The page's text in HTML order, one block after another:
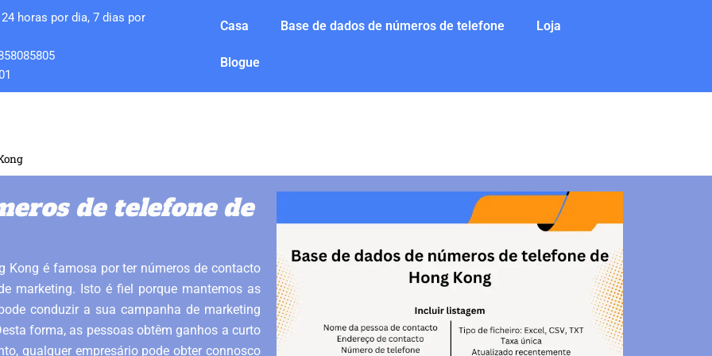
horas por dia, 7 dias por
Casa Base de dados de números de telefone Loja
Blogue
de telefone de
Kong é famosa por ter números de contacto
marketing. Isto é fiel porque mantemos as
conduzir a sua campanha de marketing
forma, as pessoas obtêm ganhos a curto
qualquer empresário pode obter connosco